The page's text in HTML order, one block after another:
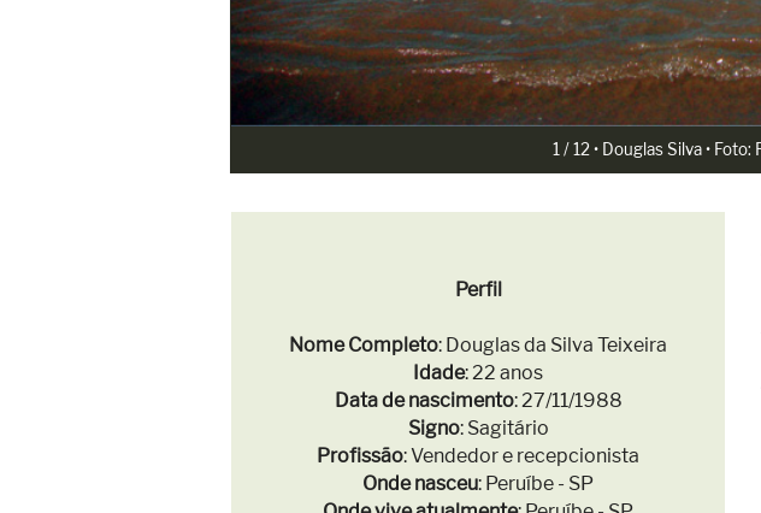
1 / 12 • Douglas Silva •
Perfil
Nome Completo: Douglas da Silva Teixeira
Idade: 22 anos
Data de nascimento: 27/11/1988
Signo: Sagitário
Profissão: Vendedor e recepcionista
Onde nasceu: Peruíbe - SP